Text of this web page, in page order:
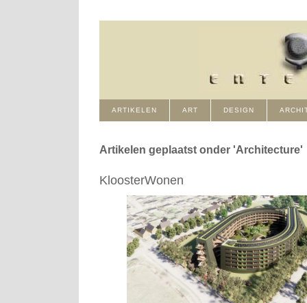
ARTIKELEN ART DESIGN
Artikelen geplaatst onder 'Architecture'
KloosterWonen